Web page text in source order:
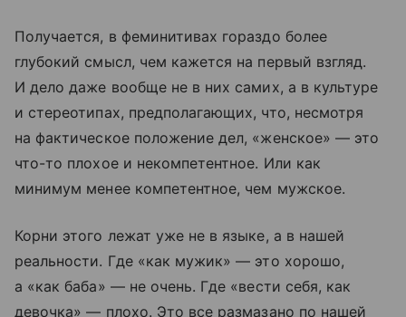
Получается, в феминитивах гораздо более
глубокий смысл, чем кажется на первый взгляд.
И дело даже вообще не в них самих, а в культуре
и стереотипах, предполагающих, что, несмотря
на фактическое положение дел, «женское» — это
что-то плохое и некомпетентное. Или как
минимум менее компетентное, чем мужское.
Корни этого лежат уже не в языке, а в нашей
реальности. Где «как мужик» — это хорошо,
а «как баба» — не очень. Где «вести себя, как
девочка» — плохо. Это все размазано по нашей